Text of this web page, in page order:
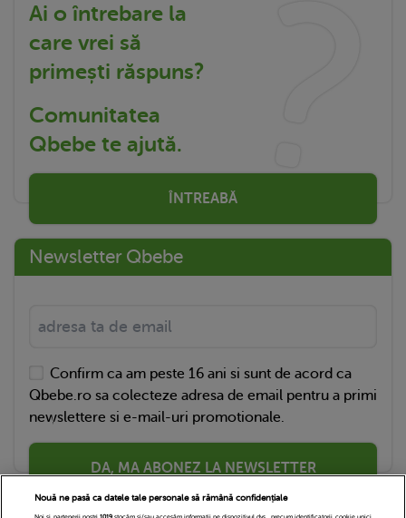
Ai o întrebare la
care vrei să
primești răspuns?
Comunitatea
Qbebe te ajută.
ÎNTREABĂ
Newsletter Qbebe
Confirm ca am peste 16 ani si sunt de acord ca
Qbebe.ro sa colecteze adresa de email pentru a primi
newslettere si e-mail-uri promotionale.
DA, MA ABONEZ LA NEWSLETTER
Nouă ne pasă ca datele tale personale să rămână confidențiale